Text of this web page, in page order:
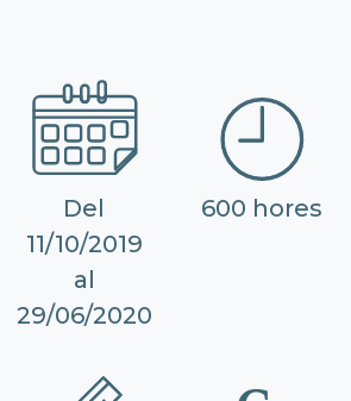
Del
11/10/2019
al
29/06/2020
600 hores